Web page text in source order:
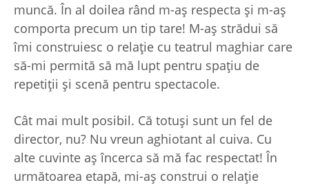
muncă. În al doilea rând m-aș respecta și m-aș
comporta precum un tip tare! M-aș strădui să
îmi construiesc o relație cu teatrul maghiar care
să-mi permită să mă lupt pentru spațiu de
repetiții și scenă pentru spectacole.
Cât mai mult posibil. Că totuși sunt un fel de
director, nu? Nu vreun aghiotant al cuiva. Cu
alte cuvinte aș încerca să mă fac respectat! În
următoarea etapă, mi-aș construi o relație